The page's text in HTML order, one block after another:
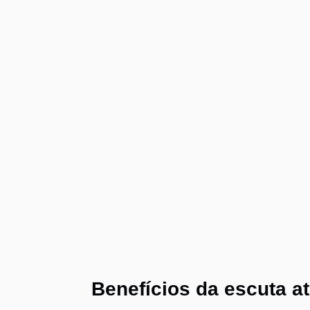
Benefícios da escuta